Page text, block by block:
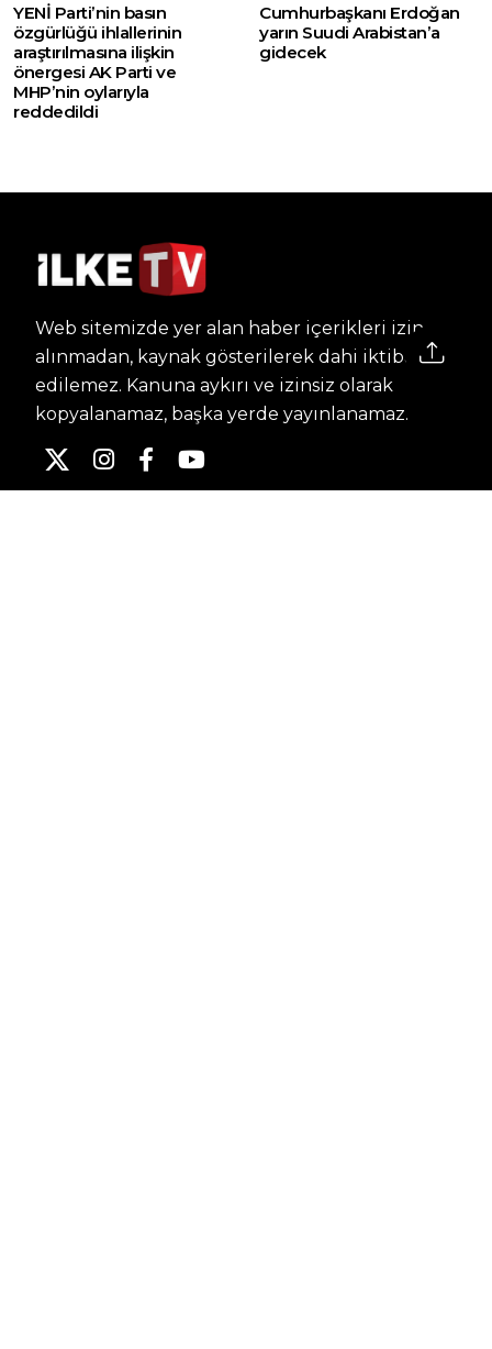
YENİ Parti’nin basın
özgürlüğü ihlallerinin
araştırılmasına ilişkin
önergesi AK Parti ve
MHP’nin oylarıyla
reddedildi
Cumhurbaşkanı Erdoğan
yarın Suudi Arabistan’a
gidecek
Web sitemizde yer alan haber içerikleri izin
alınmadan, kaynak gösterilerek dahi iktibas
edilemez. Kanuna aykırı ve izinsiz olarak
kopyalanamaz, başka yerde yayınlanamaz.